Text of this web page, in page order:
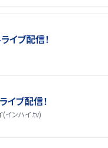
イブ配信！
ブ配信！
(インハイ.tv)